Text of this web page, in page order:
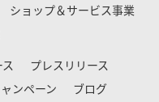
ショップ＆サービス事業
プレスリリース
ンペーン
ブログ